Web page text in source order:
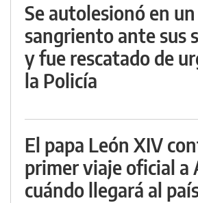
Se autolesionó en
sangriento ante sus
y fue rescatado de
la Policía
El papa León XIV
primer viaje oficial a
cuándo llegará al